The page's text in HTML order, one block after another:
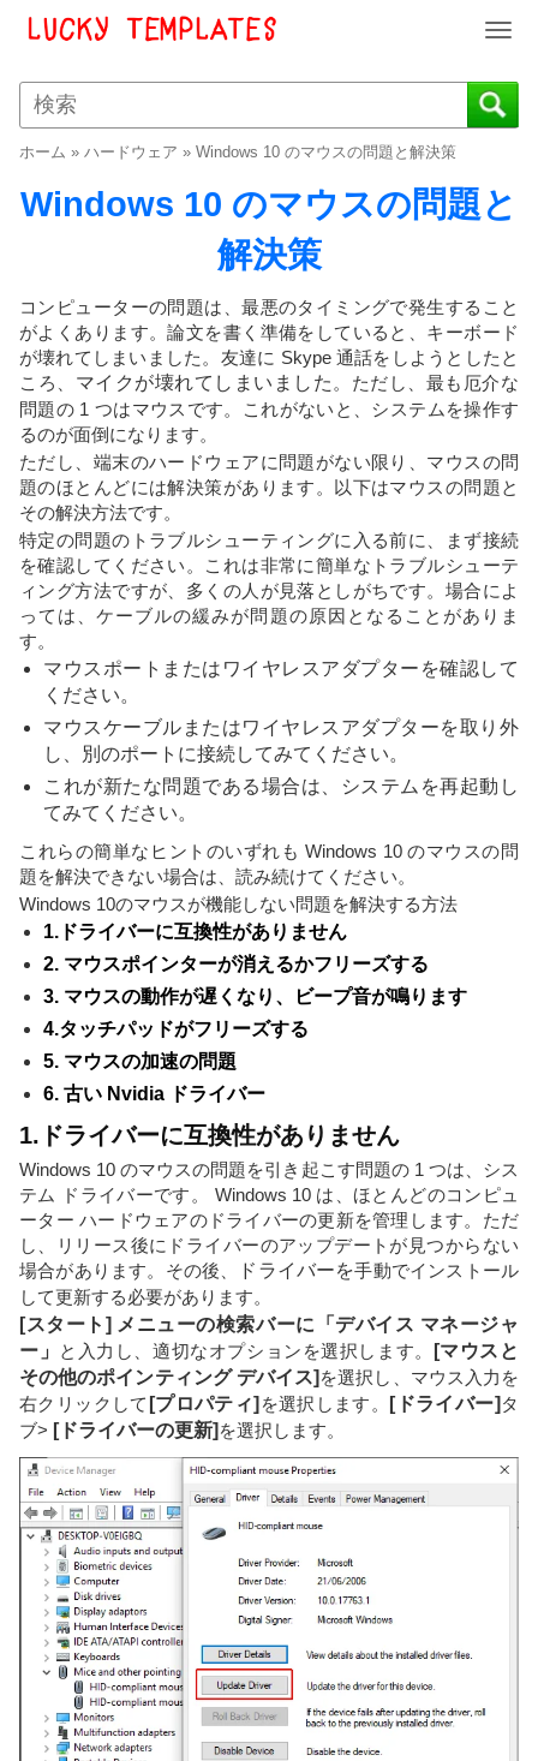
T
g
g
n
a
g
a
i
o
ホーム » ハードウェア » Windows 10 のマウスの問題と解決策
Windows 10 のマウスの問題と
解決策
コンピューターの問題は、最悪のタイミングで発生すること
がよくあります。論文を書く準備をしていると、キーボード
が壊れてしまいました。友達に Skype 通話をしようとしたと
ころ、 マイクが壊れてしまいました 。ただし、最も厄介な
問題の 1 つはマウスです。これがないと、システムを操作す
るのが面倒になります。
ただし、端末のハードウェアに問題がない限り、マウスの問
題のほとんどには解決策があります。以下はマウスの問題と
その解決方法です。
特定の問題のトラブルシューティングに入る前に、まず接続
を確認してください。これは非常に簡単なトラブルシューテ
ィング方法ですが、多くの人が見落としがちです。場合によ
っては、ケーブルの緩みが問題の原因となることがありま
す。
マウスポートまたはワイヤレスアダプターを確認して
ください。
マウスケーブルまたはワイヤレスアダプターを取り外
し、別のポートに接続してみてください。
これが新たな問題である場合は、システムを再起動し
てみてください。
これらの簡単なヒントのいずれも Windows 10 のマウスの問
題を解決できない場合は、読み続けてください。
Windows 10のマウスが機能しない問題を解決する方法
1.ドライバーに互換性がありません
2. マウスポインターが消えるかフリーズする
3. マウスの動作が遅くなり、ビープ音が鳴ります
4.タッチパッドがフリーズする
5. マウスの加速の問題
6. 古い Nvidia ドライバー
1.ドライバーに互換性がありません
Windows 10 のマウスの問題を引き起こす問題の 1 つは、シス
テム ドライバーです。 Windows 10 は、ほとんどのコンピュ
ーター ハードウェアのドライバーの更新を管理します。ただ
し、リリース後にドライバーのアップデートが見つからない
場合があります。その後、
ドライバーを手動でインストール
して更新する必要があります。
[スタート] メニューの検索バーに「デバイス マネージャ
ー」
と入力し、適切なオプションを選択します。
[マウスと
その他のポインティング デバイス] を選択し、マウス入力を
右クリックして [プロパティ] を選択します。 [ドライバー] タ
ブ> [ドライバーの更新] を選択します。